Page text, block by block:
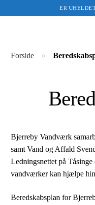
ER
Kontakt
Forside »
Bjerreby Vandværk
samt Vand og Affald
Ledningsnettet på Tåsinge
vandværker kan hjælpe
Beredskabsplan for